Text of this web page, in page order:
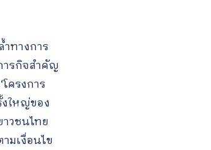
ทางการ
ารกิจสำคัญ
ครงการ
ใหญ่ของ
วชนไทย
มเงื่อนไข